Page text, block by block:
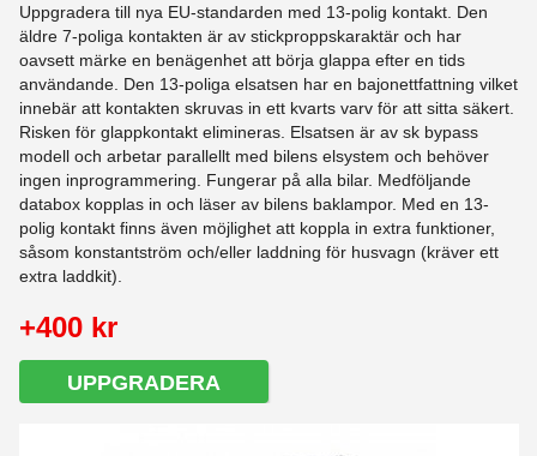
Uppgradera till nya EU-standarden med 13-polig kontakt. Den
äldre 7-poliga kontakten är av stickproppskaraktär och har
oavsett märke en benägenhet att börja glappa efter en tids
användande. Den 13-poliga elsatsen har en bajonettfattning vilket
innebär att kontakten skruvas in ett kvarts varv för att sitta säkert.
Risken för glappkontakt elimineras. Elsatsen är av sk bypass
modell och arbetar parallellt med bilens elsystem och behöver
ingen inprogrammering. Fungerar på alla bilar. Medföljande
databox kopplas in och läser av bilens baklampor. Med en 13-
polig kontakt finns även möjlighet att koppla in extra funktioner,
såsom konstantström och/eller laddning för husvagn (kräver ett
extra laddkit).
+400 kr
UPPGRADERA